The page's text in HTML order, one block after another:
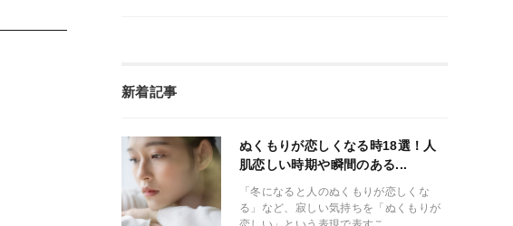
新着記事
ぬくもりが恋しくなる時18選！人
肌恋しい時期や瞬間のある...
「冬になると人のぬくもりが恋しくな
る」など、寂しい気持ちを「ぬくもりが